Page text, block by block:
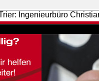
Ingenieurbüro